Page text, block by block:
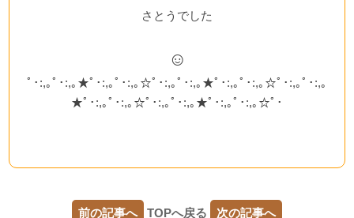
さとうでした
☺
ﾟ･:,｡ﾟ･:,｡★ﾟ･:,｡ﾟ･:,｡☆ﾟ･:,｡ﾟ･:,｡★ﾟ･:,｡ﾟ･:,｡☆ﾟ･:,｡ﾟ･:,｡
★ﾟ･:,｡ﾟ･:,｡☆ﾟ･:,｡ﾟ･:,｡★ﾟ･:,｡ﾟ･:,｡☆ﾟ･
前の記事へ TOPへ戻る 次の記事へ